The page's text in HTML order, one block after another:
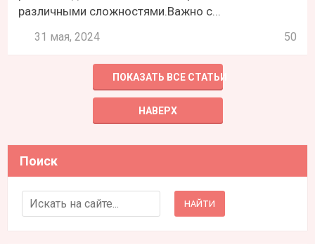
различными сложностями.Важно с...
31 мая, 2024 50
ПОКАЗАТЬ ВСЕ СТАТЬИ
НАВЕРХ
Поиск
Search for: